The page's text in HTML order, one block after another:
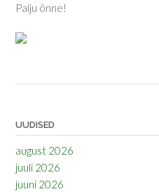
Palju õnne!
UUDISED
august 2026
juuli 2026
juuni 2026